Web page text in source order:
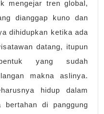
mengejar tren global,
dianggap kuno dan
dihidupkan ketika ada
datang, itupun
yang sudah
makna aslinya.
hidup dalam
bertahan di panggung